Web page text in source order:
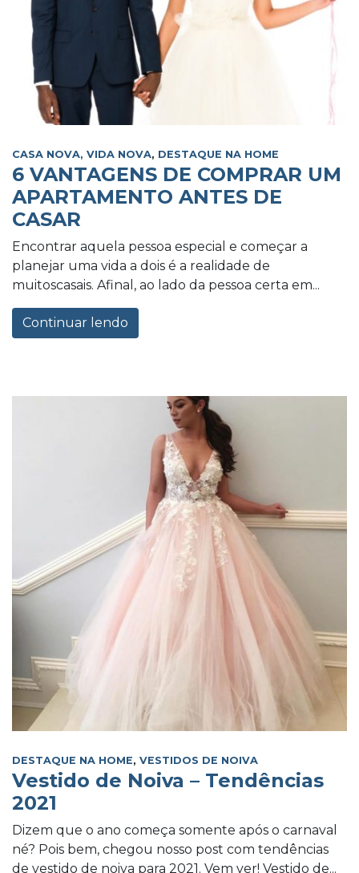
CASA NOVA, VIDA NOVA, DESTAQUE NA HOME
6 VANTAGENS DE COMPRAR UM
APARTAMENTO ANTES DE
CASAR
Encontrar aquela pessoa especial e começar a
planejar uma vida a dois é a realidade de
muitoscasais. Afinal, ao lado da pessoa certa em...
Continuar lendo
DESTAQUE NA HOME, VESTIDOS DE NOIVA
Vestido de Noiva – Tendências
2021
Dizem que o ano começa somente após o carnaval
né? Pois bem, chegou nosso post com tendências
de vestido de noiva para 2021. Vem ver! Vestido de...